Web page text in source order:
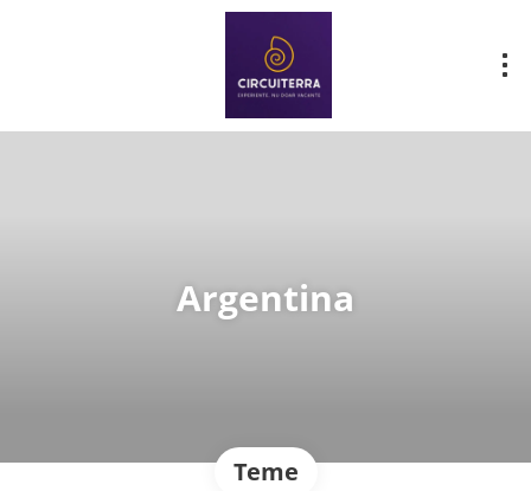
Argentina
Teme